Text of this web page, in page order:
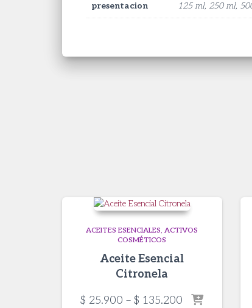
presentacion 125 ml, 250 ml,
ACEITES ESENCIALES ACTIVOS
COSMÉTICOS
Aceite Esencial
Citronela
$ 25.900 – $ 135.200 Price